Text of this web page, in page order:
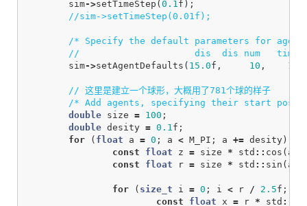
sim->setTimeStep ( 0.1f );
//sim->setTimeStep(0.01f);
/* Specify the default parameters for
//                     dis  dis num
sim->setAgentDefaults ( 15.0f , 10 ,
// 这里是建立一个球形，大概用了781个球的样子
/* Add agents, specifying their start
double size = 100 ;
double desity = 0.1f ;
for
( float a = 0 ; a < M_PI ; a += desity )
const
float z = size * std :: cos ( a
const
float r = size * std :: sin ( a
for ( size_t i = 0 ; i < r / 2.5f ;
const
float x = r * std ::